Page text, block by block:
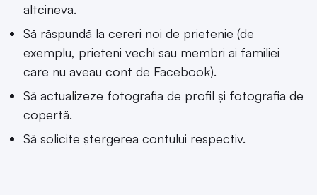
altcineva.
Să răspundă la cereri noi de prietenie (de
exemplu, prieteni vechi sau membri ai familiei
care nu aveau cont de Facebook).
Să actualizeze fotografia de profil și fotografia de
copertă.
Să solicite ștergerea contului respectiv.